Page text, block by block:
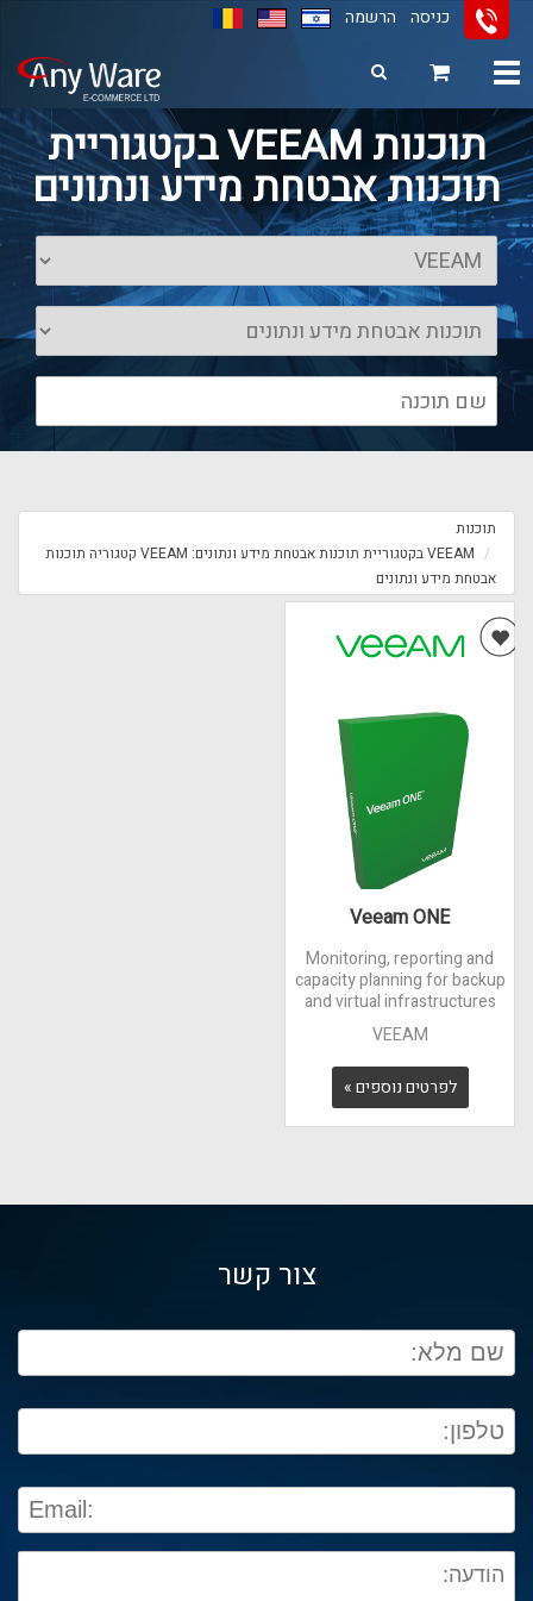
11
12
13
כניסה הרשמה
Toggle
תוכנות VEEAM בקטגוריית
תוכנות אבטחת מידע ונתונים
תוכנות
VEEAM בקטגוריית תוכנות אבטחת מידע ונתונים: VEEAM קטגוריה תוכנות
אבטחת מידע ונתונים
Veeam ONE
Monitoring, reporting and
capacity planning for backup
and virtual infrastructures
VEEAM
לפרטים נוספים »
צור קשר